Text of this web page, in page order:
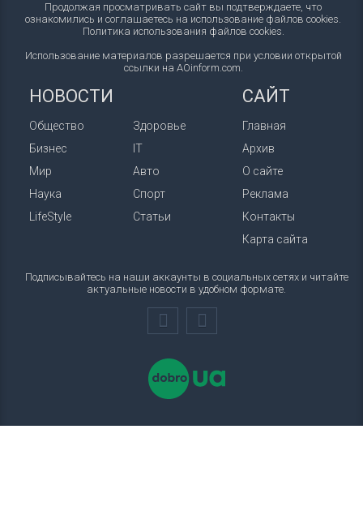
Продолжая просматривать сайт вы подтверждаете, что
ознакомились и соглашаетесь на использование файлов cookies.
Политика использования файлов cookies.
Использование материалов разрешается при условии открытой
ссылки на AOinform.com.
НОВОСТИ
Общество
Бизнес
Мир
Наука
LifeStyle
Здоровье
IT
Авто
Спорт
Статьи
САЙТ
Главная
Архив
О сайте
Реклама
Контакты
Карта сайта
Подписывайтесь на наши аккаунты в социальных сетях и читайте
актуальные новости в удобном формате.